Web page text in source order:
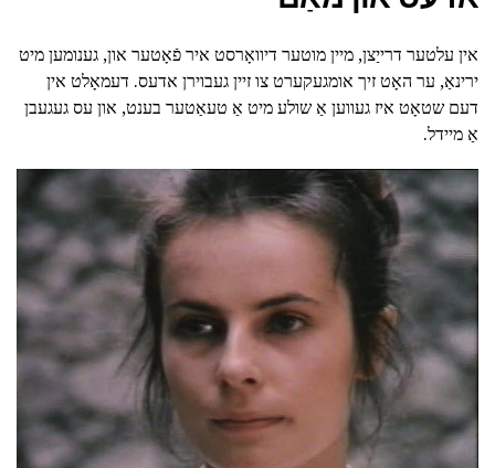
אין עלטער דרייַצן, מיין מוטער דיוואָרסט איר פֿאָטער און, גענומען מיט
ירינאַ, ער האָט זיך אומגעקערט צו זיין געבוירן אדעס. דעמאָלט אין
דעם שטאָט איז געווען אַ שולע מיט אַ טעאַטער בענט, און עס געגעבן
אַ מיידל.